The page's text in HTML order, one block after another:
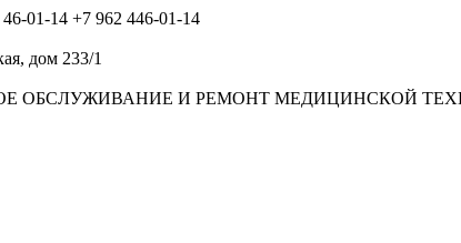
01-14 +7 962 446-01-14
дом 233/1
ОБСЛУЖИВАНИЕ И РЕМОНТ МЕДИЦИНСКОЙ